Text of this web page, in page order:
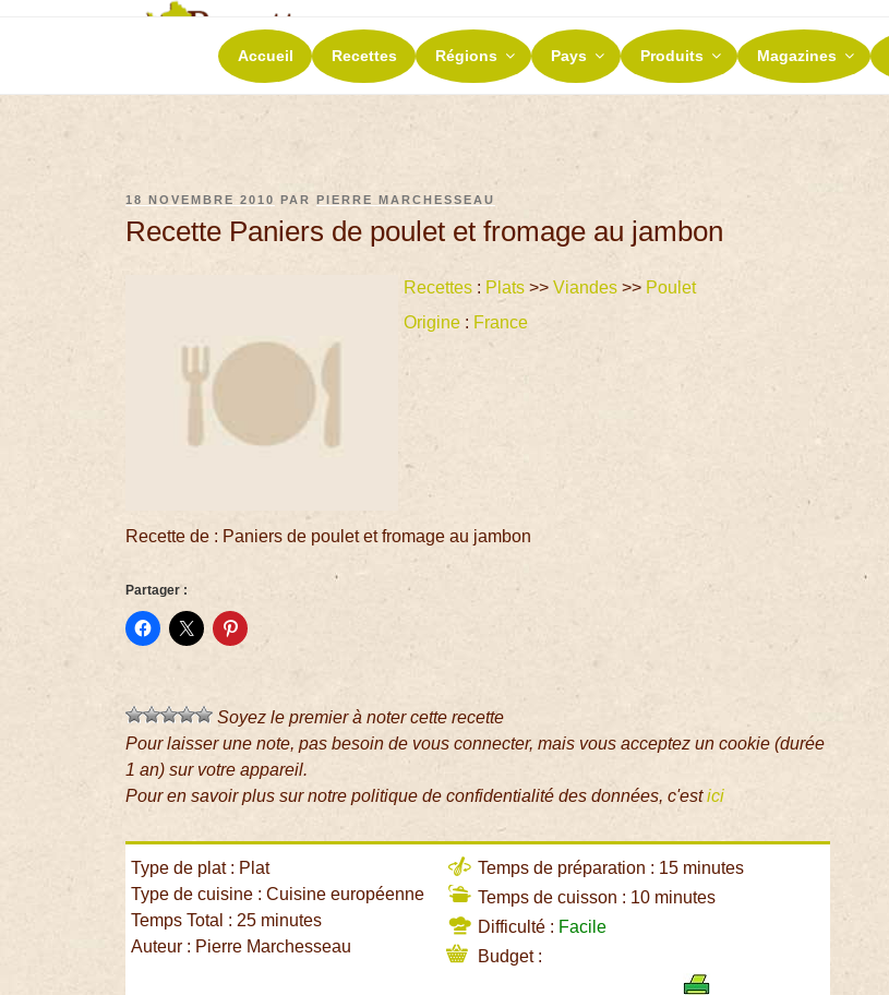
RECETTES ET TERROIRS
La richesse de nos terroirs
Accueil Recettes Régions Pays Produits Magazines
18 NOVEMBRE 2010 PARPIERRE MARCHESSEAU
Recette Paniers de poulet et fromage au jambon
Recettes : Plats >>Viandes >> Poulet
Origine : France
Recette de : Paniers de poulet et fromage au jambon
Partager :
Soyez le premier à noter cette recette
Pour laisser une note, pas besoin de vous connecter, mais vous acceptez un cookie (durée
1 an) sur votre appareil.
Pour en savoir plus sur notre politique de confidentialité des données, c'estici
Type de plat : Plat
Type de cuisine : Cuisine européenne
Temps Total : 25 minutes
Auteur : Pierre Marchesseau
Temps de préparation : 15 minutes
Temps de cuisson : 10 minutes
Difficulté : Facile
Budget :